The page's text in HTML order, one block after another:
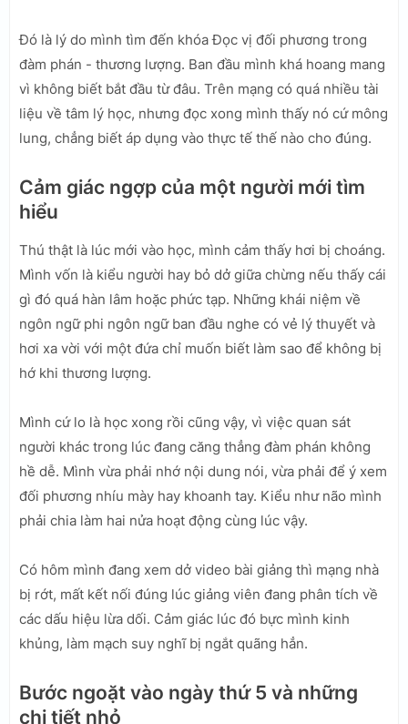
Đó là lý do mình tìm đến khóa Đọc vị đối phương trong
đàm phán - thương lượng. Ban đầu mình khá hoang mang
vì không biết bắt đầu từ đâu. Trên mạng có quá nhiều tài
liệu về tâm lý học, nhưng đọc xong mình thấy nó cứ mông
lung, chẳng biết áp dụng vào thực tế thế nào cho đúng.
Cảm giác ngợp của một người mới tìm
hiểu
Thú thật là lúc mới vào học, mình cảm thấy hơi bị choáng.
Mình vốn là kiểu người hay bỏ dở giữa chừng nếu thấy cái
gì đó quá hàn lâm hoặc phức tạp. Những khái niệm về
ngôn ngữ phi ngôn ngữ ban đầu nghe có vẻ lý thuyết và
hơi xa vời với một đứa chỉ muốn biết làm sao để không bị
hớ khi thương lượng.
Mình cứ lo là học xong rồi cũng vậy, vì việc quan sát
người khác trong lúc đang căng thẳng đàm phán không
hề dễ. Mình vừa phải nhớ nội dung nói, vừa phải để ý xem
đối phương nhíu mày hay khoanh tay. Kiểu như não mình
phải chia làm hai nửa hoạt động cùng lúc vậy.
Có hôm mình đang xem dở video bài giảng thì mạng nhà
bị rớt, mất kết nối đúng lúc giảng viên đang phân tích về
các dấu hiệu lừa dối. Cảm giác lúc đó bực mình kinh
khủng, làm mạch suy nghĩ bị ngắt quãng hẳn.
Bước ngoặt vào ngày thứ 5 và những
chi tiết nhỏ